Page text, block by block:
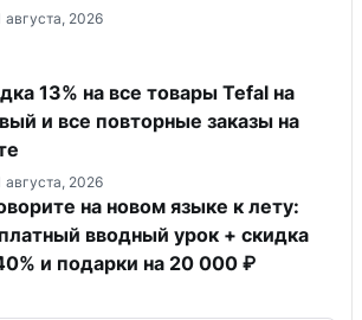
августа, 2026
13% на все товары Tefal на
и все повторные заказы на
августа, 2026
на новом языке к лету:
вводный урок + скидка
и подарки на 20 000 ₽